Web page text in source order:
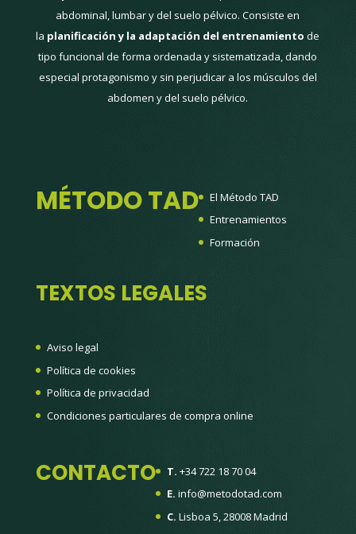
abdominal, lumbar y del suelo pélvico. Consiste en
la planificación y la adaptación del entrenamiento de
tipo funcional de forma ordenada y sistematizada, dando
especial protagonismo y sin perjudicar a los músculos del
abdomen y del suelo pélvico.
MÉTODO TAD
El Método TAD
Entrenamientos
Formación
TEXTOS LEGALES
Aviso legal
Política de cookies
Política de privacidad
Condiciones particulares de compra online
CONTACTO T. +34 722 18 70 04
E. info@metodotad.com
C. Lisboa 5, 28008 Madrid